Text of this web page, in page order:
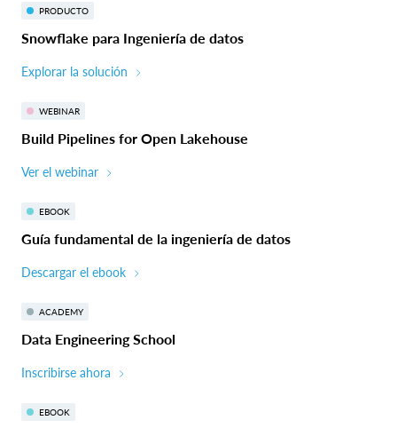
PRODUCTO
Snowflake para Ingeniería de datos
Explorar la solución
WEBINAR
Build Pipelines for Open Lakehouse
Ver el webinar
EBOOK
Guía fundamental de la ingeniería de datos
Descargar el ebook
ACADEMY
Data Engineering School
Inscribirse ahora
EBOOK